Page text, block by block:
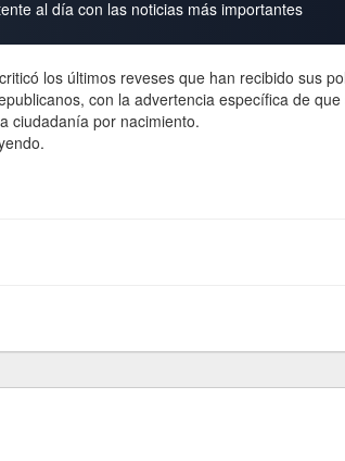
al día con las noticias más importantes
los últimos reveses que han recibido sus
con la advertencia específica de
ciudadanía por nacimiento.